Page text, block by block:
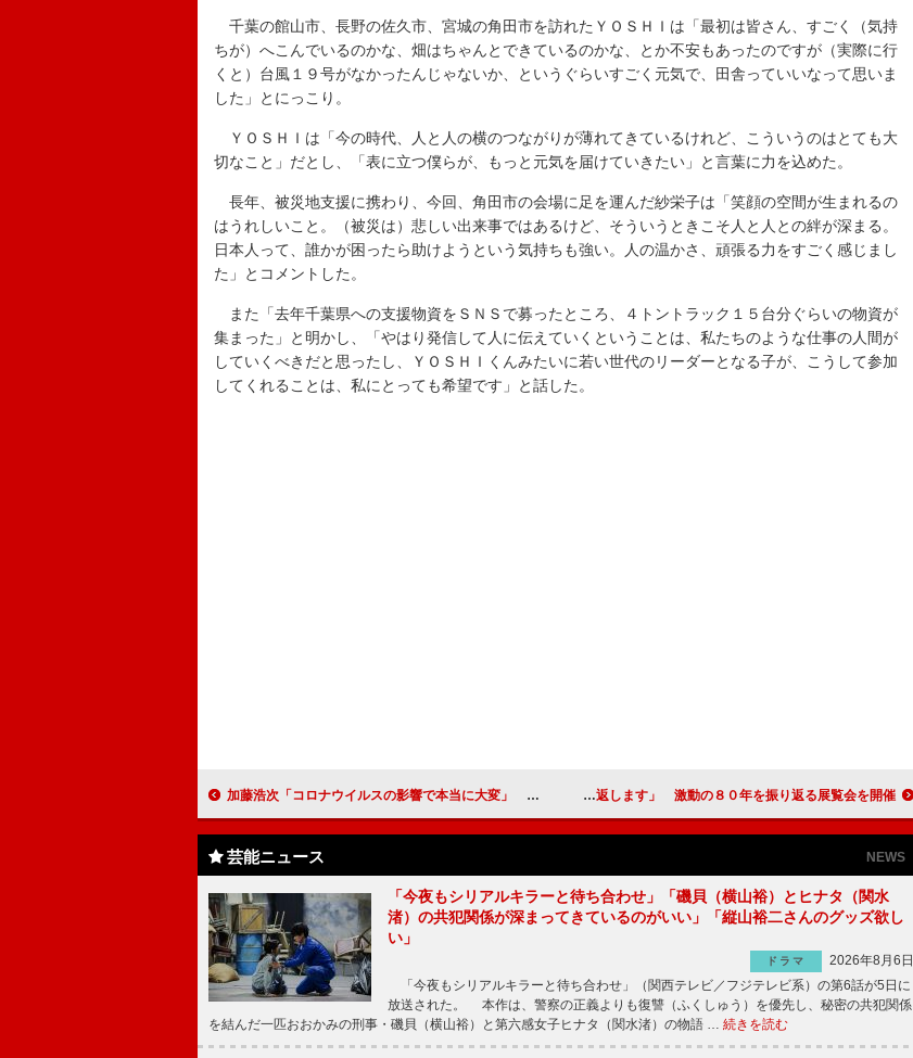
千葉の館山市、長野の佐久市、宮城の角田市を訪れたＹＯＳＨＩは「最初は皆さん、すごく（気持
ちが）へこんでいるのかな、畑はちゃんとできているのかな、とか不安もあったのですが（実際に行
くと）台風１９号がなかったんじゃないか、というぐらいすごく元気で、田舎っていいなって思いま
した」とにっこり。
ＹＯＳＨＩは「今の時代、人と人の横のつながりが薄れてきているけれど、こういうのはとても大
切なこと」だとし、「表に立つ僕らが、もっと元気を届けていきたい」と言葉に力を込めた。
長年、被災地支援に携わり、今回、角田市の会場に足を運んだ紗栄子は「笑顔の空間が生まれるの
はうれしいこと。（被災は）悲しい出来事ではあるけど、そういうときこそ人と人との絆が深まる。
日本人って、誰かが困ったら助けようという気持ちも強い。人の温かさ、頑張る力をすごく感じまし
た」とコメントした。
また「去年千葉県への支援物資をＳＮＳで募ったところ、４トントラック１５台分ぐらいの物資が
集まった」と明かし、「やはり発信して人に伝えていくということは、私たちのような仕事の人間が
していくべきだと思ったし、ＹＯＳＨＩくんみたいに若い世代のリーダーとなる子が、こうして参加
してくれることは、私にとっても希望です」と話した。
加藤浩次「コロナウイルスの影響で本当に大変」 「僕は吉本興業じゃなくなった部分もある」 デヴィ夫人「どんな病気も跳ね返します」 激動の８０年を振り返る展覧会を開催
芸能ニュース NEWS
「今夜もシリアルキラーと待ち合わせ」「磯貝（横山裕）とヒナタ（関水
渚）の共犯関係が深まってきているのがいい」「縦山裕二さんのグッズ欲し
い」
ドラマ
2026年8月6日
「今夜もシリアルキラーと待ち合わせ」（関西テレビ／フジテレビ系）の第6話が5日に
放送された。 本作は、警察の正義よりも復讐（ふくしゅう）を優先し、秘密の共犯関係
を結んだ一匹おおかみの刑事・磯貝（横山裕）と第六感女子ヒナタ（関水渚）の物語 … 続きを読む